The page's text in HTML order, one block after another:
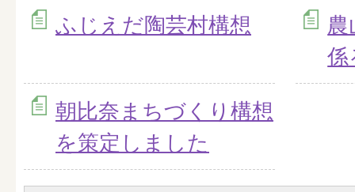
ふじえだ陶芸村構想
係
朝比奈まちづくり構想
を策定しました